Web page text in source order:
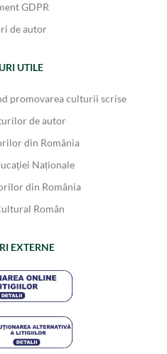
GDPR
de autor
UTILE
promovarea culturii scrise
de autor
din România
Naționale
din România
Român
EXTERNE